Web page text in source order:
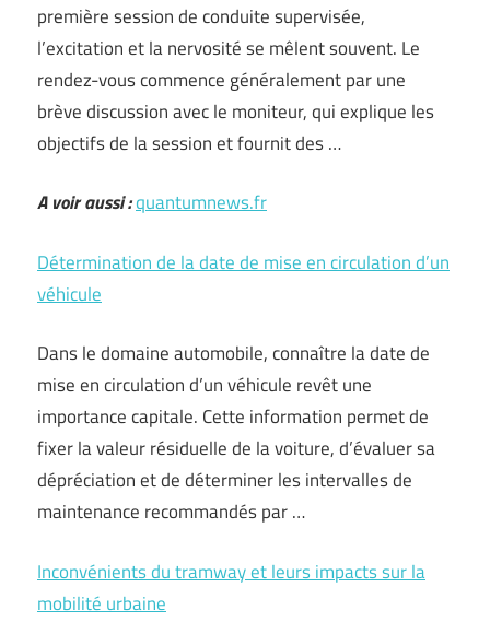
première session de conduite supervisée,
l’excitation et la nervosité se mêlent souvent. Le
rendez-vous commence généralement par une
brève discussion avec le moniteur, qui explique les
objectifs de la session et fournit des …
A voir aussi :quantumnews.fr
Détermination de la date de mise en circulation d’un
véhicule
Dans le domaine automobile, connaître la date de
mise en circulation d’un véhicule revêt une
importance capitale. Cette information permet de
fixer la valeur résiduelle de la voiture, d’évaluer sa
dépréciation et de déterminer les intervalles de
maintenance recommandés par …
Inconvénients du tramway et leurs impacts sur la
mobilité urbaine